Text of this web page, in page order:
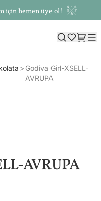
için hemen üye ol!
Godiva Girl-XSELL-
AVRUPA
AVRUPA